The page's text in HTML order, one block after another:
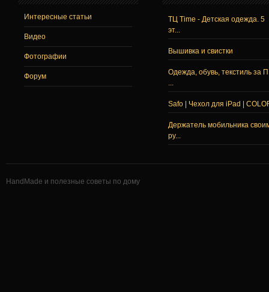
Интересные статьи
Видео
Фотографии
Форум
ТЦ Time - Детская одежда. 5
эт...
Вышивка и свистки
Одежда, обувь, текстиль за
...
Safo | Чехол для iPad |
Держатель мобильника
ру...
HandMade и полезные советы по дому